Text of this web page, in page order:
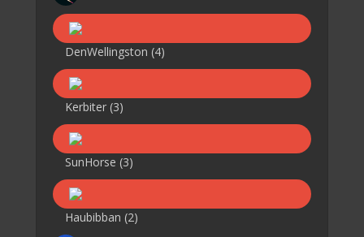
DenWellingston (4)
Kerbiter (3)
SunHorse (3)
Haubibban (2)